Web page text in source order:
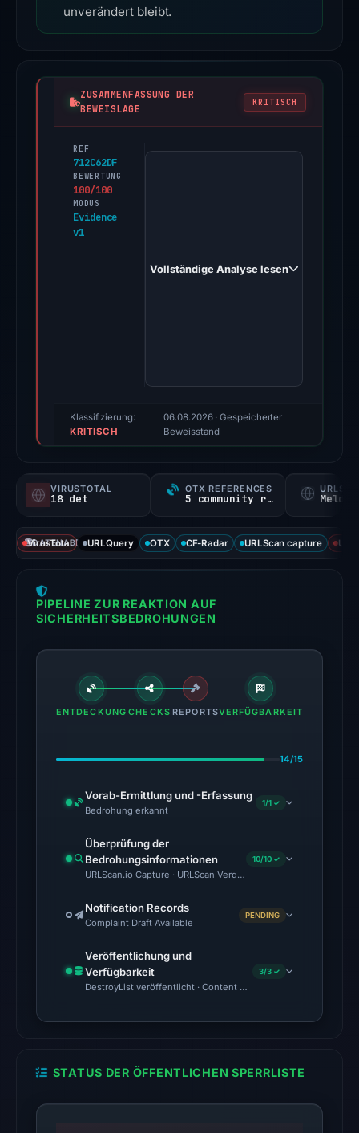
unverändert bleibt.
ZUSAMMENFASSUNG DER
BEWEISLAGE
KRITISCH
REF
712C62DF
BEWERTUNG
100/100
MODUS
Evidence
v1
PhishDestroy
7,
score,
probability).
signals:
18
VirusTotal
engines
flagged
domain
on
at
07:08
AlienVault
OTX
5
community
pulse
references
on
at
UTC.
Vollständige Analyse lesen
Klassifizierung:
KRITISCH
06.08.2026· Gespeicherter
Beweisstand
VIRUSTOTAL
18 det
OTX REFERENCES
5 community refs
DATENABDECKUNG
VirusTotal URLQuery OTX CF-Radar URLScan capture
PIPELINE ZUR REAKTION AUF
SICHERHEITSBEDROHUNGEN
ENTDECKUNG CHECKS REPORTSVERFÜGBARKEIT
14/15
Vorab-Ermittlung und -Erfassung
Bedrohung erkannt
1/1 ✓
Überprüfung der
Bedrohungsinformationen
URLScan.io Capture · URLScan Verdict · Cloudflare Radar
10/10 ✓
Notification Records
Complaint Draft Available
PENDING
Veröffentlichung und
Verfügbarkeit
DestroyList veröffentlicht · Content Observed Unavailable ·
3/3 ✓
STATUS DER ÖFFENTLICHEN SPERRLISTE